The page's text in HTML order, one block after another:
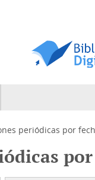
periódicas por